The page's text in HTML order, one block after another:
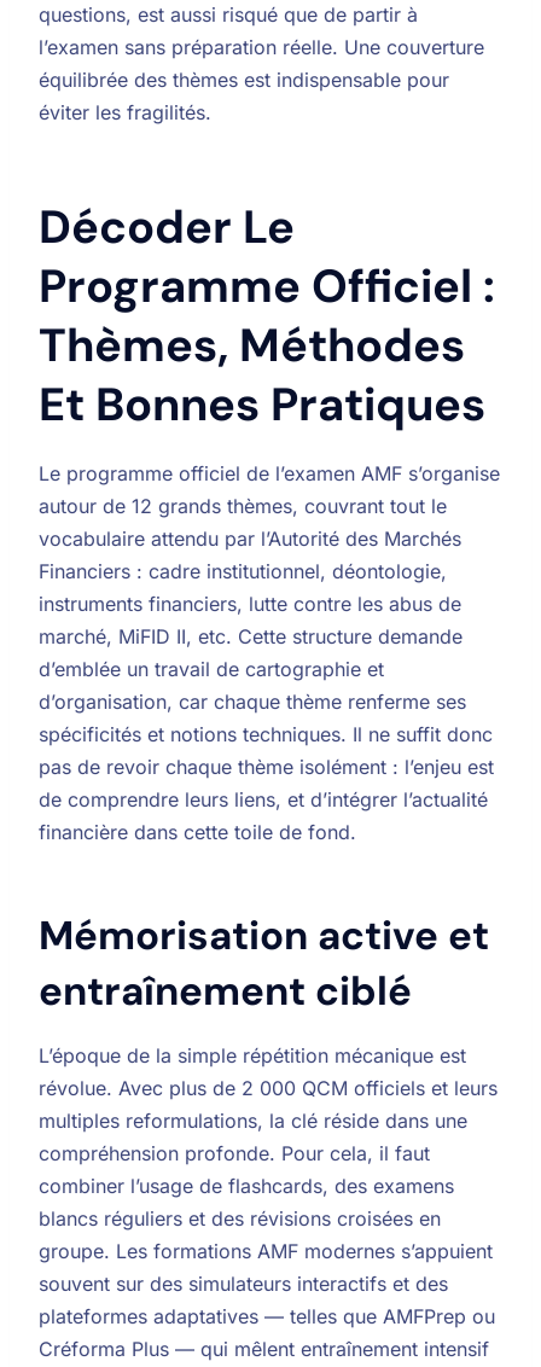
questions, est aussi risqué que de partir à
l’examen sans préparation réelle. Une couverture
équilibrée des thèmes est indispensable pour
éviter les fragilités.
Décoder Le
Programme Officiel :
Thèmes, Méthodes
Et Bonnes Pratiques
Le programme officiel de l’examen AMF s’organise
autour de 12 grands thèmes, couvrant tout le
vocabulaire attendu par l’Autorité des Marchés
Financiers : cadre institutionnel, déontologie,
instruments financiers, lutte contre les abus de
marché, MiFID II, etc. Cette structure demande
d’emblée un travail de cartographie et
d’organisation, car chaque thème renferme ses
spécificités et notions techniques. Il ne suffit donc
pas de revoir chaque thème isolément : l’enjeu est
de comprendre leurs liens, et d’intégrer l’actualité
financière dans cette toile de fond.
Mémorisation active et
entraînement ciblé
L’époque de la simple répétition mécanique est
révolue. Avec plus de 2 000 QCM officiels et leurs
multiples reformulations, la clé réside dans une
compréhension profonde. Pour cela, il faut
combiner l’usage de flashcards, des examens
blancs réguliers et des révisions croisées en
groupe. Les formations AMF modernes s’appuient
souvent sur des simulateurs interactifs et des
plateformes adaptatives — telles que AMFPrep ou
Créforma Plus — qui mêlent entraînement intensif